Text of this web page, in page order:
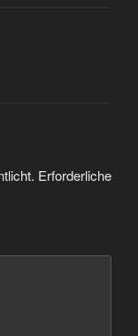
Erforderliche